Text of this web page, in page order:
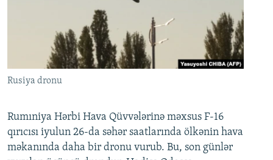
Rusiya dronu
Rumıniya Hərbi Hava Qüvvələrinə məxsus F-16
qırıcısı iyulun 26-da səhər saatlarında ölkənin hava
məkanında daha bir dronu vurub. Bu, son günlər